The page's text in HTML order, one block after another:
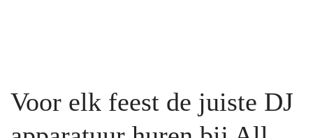
Voor elk feest de juiste DJ